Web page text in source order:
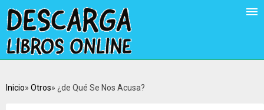
Inicio Otros ¿de Qué Se Nos Acusa?